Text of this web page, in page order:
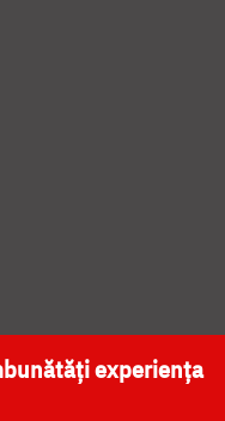
NAȚIONALĂ
experiența